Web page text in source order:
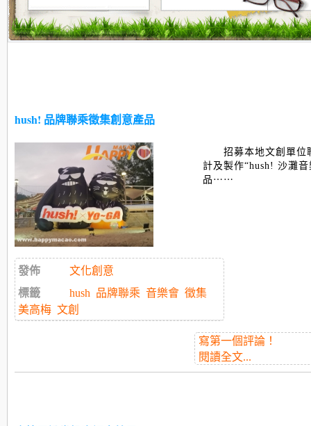
hush! 品牌聯乘徵集創意產品
招募本地文創單位
計及製作“hush! 沙灘
品⋯⋯
發佈
文化創意
標籤
hush 品牌聯乘 音樂會 徵集
美高梅 文創
寫第一個評論！
閱讀全文...